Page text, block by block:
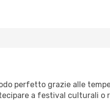
perfetto grazie alle
a festival culturali o